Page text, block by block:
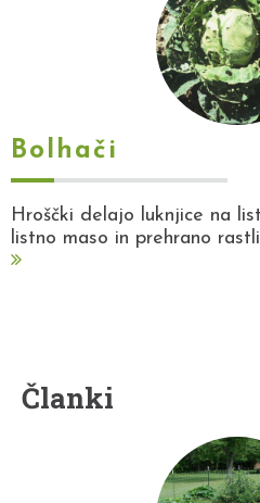
Bolhači
Hroščki delajo luknjice na
listno maso in prehrano
Članki